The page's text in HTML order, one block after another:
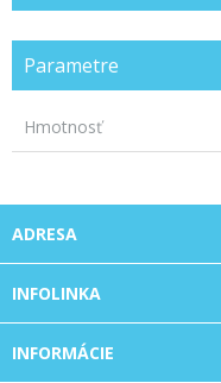
Parametre
Hmotnosť
ADRESA
INFOLINKA
INFORMÁCIE